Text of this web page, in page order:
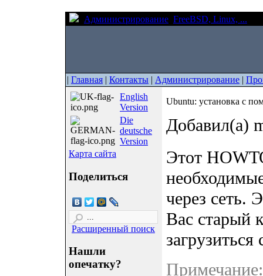
Администрирование FreeBSD, Linux, ...
| Главная | Контакты | Администрирование |
English
Version
Die
deutsche
Version
Карта сайта
Поделиться
Расширенный поиск
Нашли
опечатку?
Ubuntu: установка с
Добавил(а)
Этот
через сеть.
Вас старый